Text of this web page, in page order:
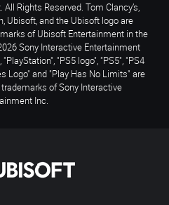
Rights Reserved. Tom Clancy’s,
Ubisoft, and the Ubisoft logo are
of Ubisoft Entertainment in the
Sony Interactive Entertainment
"PS5 logo", "PS5", "PS4
Logo" and "Play Has No Limits" are
of Sony Interactive
Inc.